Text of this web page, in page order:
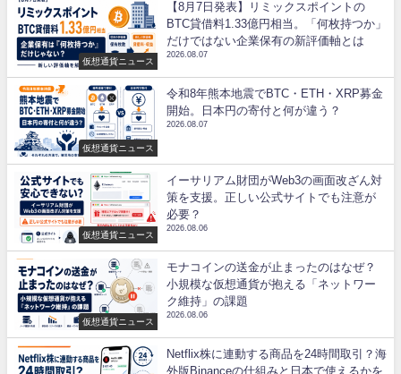
仮想通貨ニュース
【8月7日発表】リミックスポイントの
BTC貸借料1.33億円相当。「何枚持つか」
だけではない企業保有の新評価軸とは
2026.08.07
仮想通貨ニュース
令和8年熊本地震でBTC・ETH・XRP募金
開始。日本円の寄付と何が違う？
2026.08.07
仮想通貨ニュース
イーサリアム財団がWeb3の画面改ざん対
策を支援。正しい公式サイトでも注意が
必要？
2026.08.06
仮想通貨ニュース
モナコインの送金が止まったのはなぜ？
小規模な仮想通貨が抱える「ネットワー
ク維持」の課題
2026.08.06
Netflix株に連動する商品を24時間取引？海
外版Binanceの仕組みと日本で使えるかを